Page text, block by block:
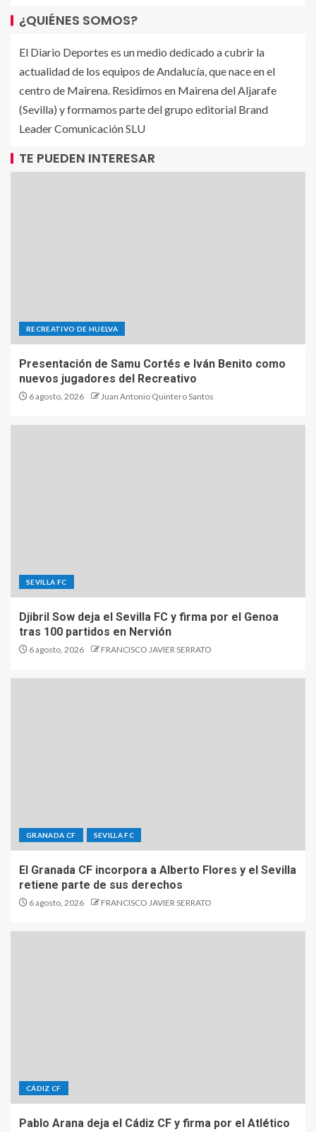
¿QUIÉNES SOMOS?
El Diario Deportes es un medio dedicado a cubrir la
actualidad de los equipos de Andalucía, que nace en el
centro de Mairena. Residimos en Mairena del Aljarafe
(Sevilla) y formamos parte del grupo editorial Brand
Leader Comunicación SLU
TE PUEDEN INTERESAR
RECREATIVO DE HUELVA
Presentación de Samu Cortés e Iván Benito como
nuevos jugadores del Recreativo
6 agosto, 2026 Juan Antonio Quintero Santos
SEVILLA FC
Djibril Sow deja el Sevilla FC y firma por el Genoa
tras 100 partidos en Nervión
6 agosto, 2026 FRANCISCO JAVIER SERRATO
GRANADA CF SEVILLA FC
El Granada CF incorpora a Alberto Flores y el Sevilla
retiene parte de sus derechos
6 agosto, 2026 FRANCISCO JAVIER SERRATO
CÁDIZ CF
Pablo Arana deja el Cádiz CF y firma por el Atlético